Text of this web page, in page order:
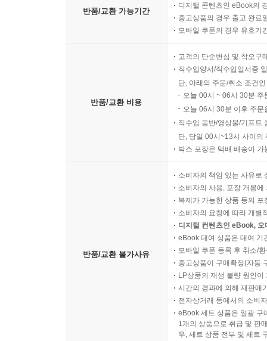
반품/교환 가능기간
디지털 콘텐츠인 eBook의
중고상품의 경우 출고 완료
모바일 쿠폰의 경우 유효기
반품/교환 비용
고객의 단순변심 및 착오구
직수입양서/직수입일서중
단, 아래의 주문/취소 조건
오늘 00시 ~ 06시 30분
오늘 06시 30분 이후 주
직수입 음반/영상물/기프트
단, 당일 00시~13시 사이의
박스 포장은 택배 배송이
반품/교환 불가사유
소비자의 책임 있는 사유로
소비자의 사용, 포장 개봉
복제가 가능한 상품 등의
소비자의 요청에 따라 개별
디지털 컨텐츠인 eBook,
eBook 대여 상품은 대여 기
모바일 쿠폰 등록 후 취소/
중고상품이 구매확정(자동
LP상품의 재생 불량 원인
시간의 경과에 의해 재판매
전자상거래 등에서의 소비
eBook 세트 상품은 일괄 구
1개의 상품으로 취급 및 판
우, 세트 상품 전부 및 세트